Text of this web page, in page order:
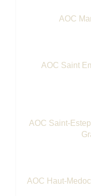
AOC
AOC Saint
AOC Saint-
AOC Haut-